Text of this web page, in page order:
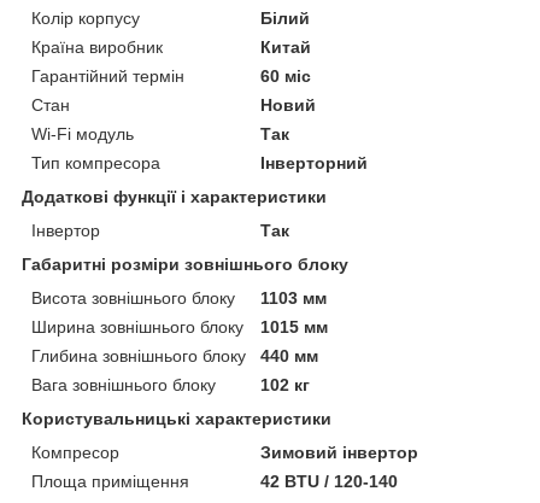
Колір корпусу
Білий
Країна виробник
Китай
Гарантійний термін
60 міс
Стан
Новий
Wi-Fi модуль
Так
Тип компресора
Інверторний
Додаткові функції і характеристики
Інвертор
Так
Габаритні розміри зовнішнього блоку
Висота зовнішнього блоку
1103 мм
Ширина зовнішнього блоку
1015 мм
Глибина зовнішнього блоку
440 мм
Вага зовнішнього блоку
102 кг
Користувальницькі характеристики
Компресор
Зимовий інвертор
Площа приміщення
42 BTU / 120-140